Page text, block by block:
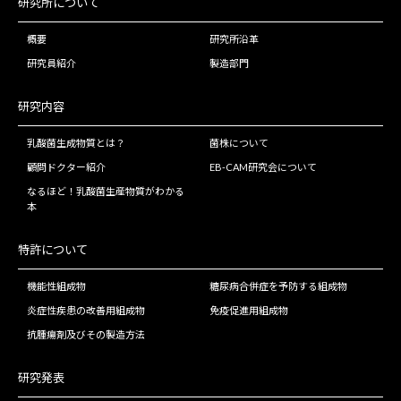
研究所について
概要 研究所沿革
研究員紹介 製造部門
研究内容
乳酸菌生成物質とは？ 菌株について
顧問ドクター紹介 EB-CAM研究会について
なるほど！乳酸菌生産物質がわかる
本
特許について
機能性組成物 糖尿病合併症を予防する組成物
炎症性疾患の改善用組成物 免疫促進用組成物
抗腫瘍剤及びその製造方法
研究発表